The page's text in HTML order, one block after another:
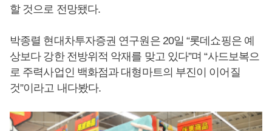
할 것으로 전망됐다.
박종렬 현대차투자증권 연구원은 20일 “롯데쇼핑은 예
상보다 강한 전방위적 악재를 맞고 있다”며 “사드보복으
로 주력사업인 백화점과 대형마트의 부진이 이어질
것”이라고 내다봤다.